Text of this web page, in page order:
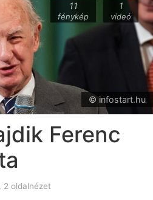
11
fénykép
1
videó
© infostart.hu
Ferenc
2 oldalnézet